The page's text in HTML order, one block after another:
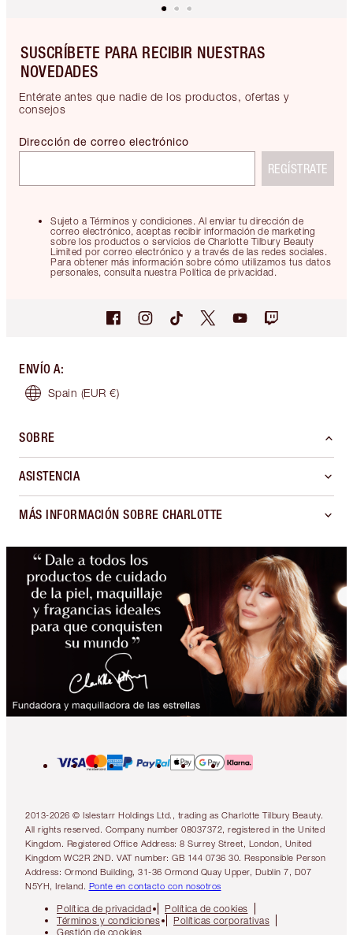
SUSCRÍBETE PARA RECIBIR NUESTRAS
NOVEDADES
Entérate antes que nadie de los productos, ofertas y
consejos
Sujeto a Términos y condiciones. Al enviar tu dirección de
correo electrónico, aceptas recibir información de marketing
sobre los productos o servicios de Charlotte Tilbury Beauty
Limited por correo electrónico y a través de las redes sociales.
Para obtener más información sobre cómo utilizamos tus datos
personales, consulta nuestra Política de privacidad.
Dirección de correo electrónico
REGÍSTRATE
ENVÍO A:
Spain (EUR €)
SOBRE
ASISTENCIA
MÁS INFORMACIÓN SOBRE CHARLOTTE
2013-2026 © Islestarr Holdings Ltd., trading as Charlotte Tilbury Beauty.
All rights reserved. Company number 08037372, registered in the United
Kingdom. Registered Office Address: 8 Surrey Street, London, United
Kingdom WC2R 2ND. VAT number: GB 144 0736 30. Responsible Person
Address: Ormond Building, 31-36 Ormond Quay Upper, Dublin 7, D07
N5YH, Ireland. Ponte en contacto con nosotros
Política de privacidad
Política de cookies
Términos y condiciones
Políticas corporativas
Gestión de cookies